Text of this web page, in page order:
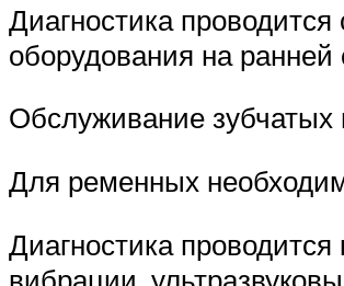
Диагностика
оборудования на
Обслуживание зубчатых
Для ременных
Диагностика
вибрации,